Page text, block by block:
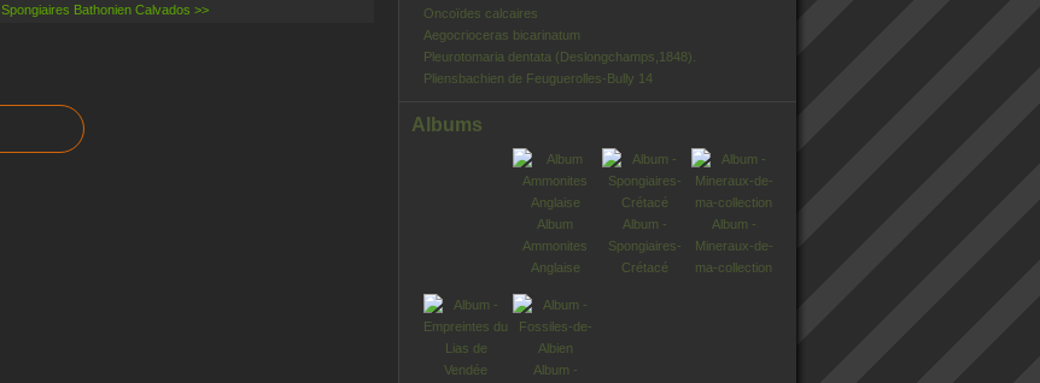
Spongiaires Bathonien Calvados >>
Oncoïdes calcaires
Aegocrioceras bicarinatum
Pleurotomaria dentata (Deslongchamps,1848).
Pliensbachien de Feuguerolles-Bully 14
Albums
Album
Ammonites
Anglaise
Album -
Spongiaires-
Crétacé
Album -
Mineraux-de-
ma-collection
Album -